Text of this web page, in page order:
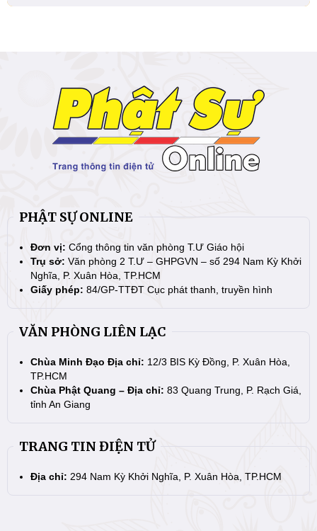
PHẬT SỰ ONLINE
Đơn vị: Cổng thông tin văn phòng T.Ư Giáo hội
Trụ sở: Văn phòng 2 T.Ư – GHPGVN – số 294 Nam Kỳ Khởi
Nghĩa, P. Xuân Hòa, TP.HCM
Giấy phép: 84/GP-TTĐT Cục phát thanh, truyền hình
VĂN PHÒNG LIÊN LẠC
Chùa Minh Đạo Địa chỉ: 12/3 BIS Kỳ Đồng, P. Xuân Hòa,
TP.HCM
Chùa Phật Quang – Địa chỉ: 83 Quang Trung, P. Rạch Giá,
tỉnh An Giang
TRANG TIN ĐIỆN TỬ
Địa chỉ: 294 Nam Kỳ Khởi Nghĩa, P. Xuân Hòa, TP.HCM